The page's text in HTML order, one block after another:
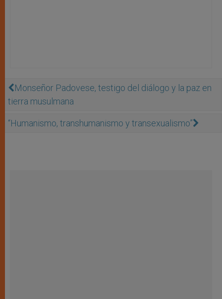
Monseñor Padovese, testigo del diálogo y la paz en
tierra musulmana
“Humanismo, transhumanismo y transexualismo”